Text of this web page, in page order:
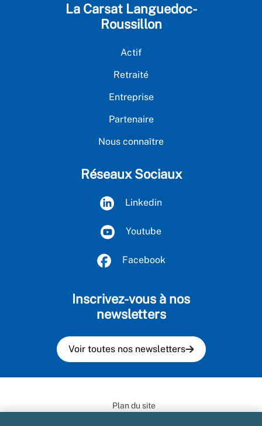
La Carsat Languedoc-
Roussillon
Actif
Retraité
Entreprise
Partenaire
Nous connaître
Réseaux Sociaux
Linkedin
Youtube
Facebook
Inscrivez-vous à nos
newsletters
Voir toutes nos newsletters
Plan du site